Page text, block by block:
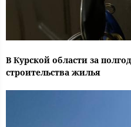
В Курской области за
строительства жилья